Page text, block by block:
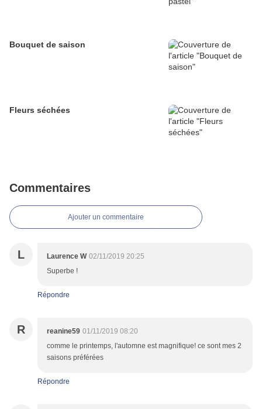
Bouquet de saison
Fleurs séchées
Commentaires
Ajouter un commentaire
L Laurence W 02/11/2019 20:25
Superbe !
Répondre
R reanine59 01/11/2019 08:20
comme le printemps, l'automne est magnifique! ce sont mes 2
saisons préférées
Répondre